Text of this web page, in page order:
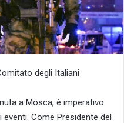
degli Italiani
a Mosca, è imperativo
Come Presidente del